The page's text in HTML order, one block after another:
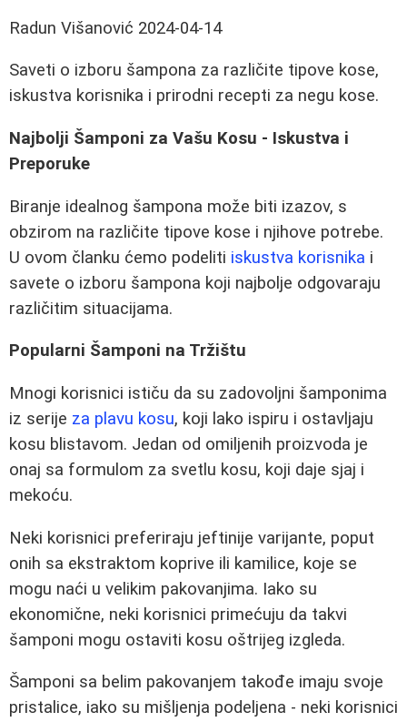
Radun Višanović 2024-04-14
Saveti o izboru šampona za različite tipove kose,
iskustva korisnika i prirodni recepti za negu kose.
Najbolji Šamponi za Vašu Kosu - Iskustva i
Preporuke
Biranje idealnog šampona može biti izazov, s
obzirom na različite tipove kose i njihove potrebe.
U ovom članku ćemo podeliti iskustva korisnika i
savete o izboru šampona koji najbolje odgovaraju
različitim situacijama.
Popularni Šamponi na Tržištu
Mnogi korisnici ističu da su zadovoljni šamponima
iz serije za plavu kosu, koji lako ispiru i ostavljaju
kosu blistavom. Jedan od omiljenih proizvoda je
onaj sa formulom za svetlu kosu, koji daje sjaj i
mekoću.
Neki korisnici preferiraju jeftinije varijante, poput
onih sa ekstraktom koprive ili kamilice, koje se
mogu naći u velikim pakovanjima. Iako su
ekonomične, neki korisnici primećuju da takvi
šamponi mogu ostaviti kosu oštrijeg izgleda.
Šamponi sa belim pakovanjem takođe imaju svoje
pristalice, iako su mišljenja podeljena - neki korisnici